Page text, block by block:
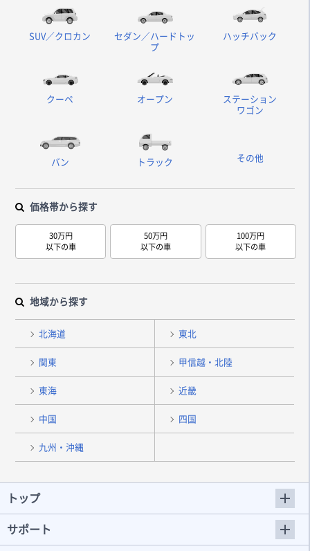
SUV／クロカン
セダン／ハードトッ
プ
ハッチバック
クーペ オープン
ステーション
ワゴン
バン トラック その他
価格帯から探す
30万円
以下の車
50万円
以下の車
100万円
以下の車
地域から探す
北海道 東北
関東 甲信越・北陸
東海 近畿
中国 四国
九州・沖縄
トップ
サポート